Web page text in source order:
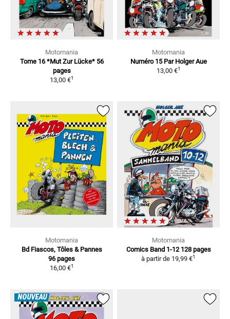
Motomania
Tome 16 *Mut Zur Lücke* 56
pages
13,00 €1
Motomania
Numéro 15 Par Holger Aue
13,00 €1
Motomania
Bd Fiascos, Tôles & Pannes
96 pages
16,00 €1
Motomania
Comics Band 1-12 128 pages
à partir de 19,99 €1
NOUVEAU